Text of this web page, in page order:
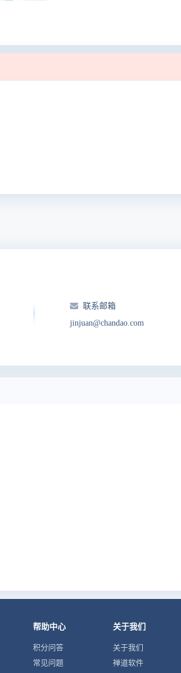
联系邮箱
jinjuan@chandao.com
帮助中心
积分问答
常见问题
关于我们
关于我们
禅道软件